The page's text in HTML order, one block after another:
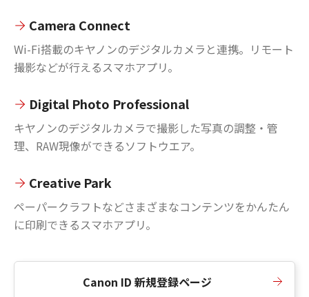
Camera Connect
Wi-Fi搭載のキヤノンのデジタルカメラと連携。リモート
撮影などが行えるスマホアプリ。
Digital Photo Professional
キヤノンのデジタルカメラで撮影した写真の調整・管
理、RAW現像ができるソフトウエア。
Creative Park
ペーパークラフトなどさまざまなコンテンツをかんたん
に印刷できるスマホアプリ。
Canon ID 新規登録ページ